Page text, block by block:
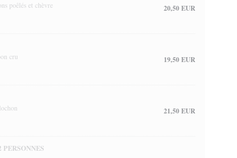
poêlés et chèvre 20,50 EUR
cru 19,50 EUR
21,50 EUR
PERSONNES